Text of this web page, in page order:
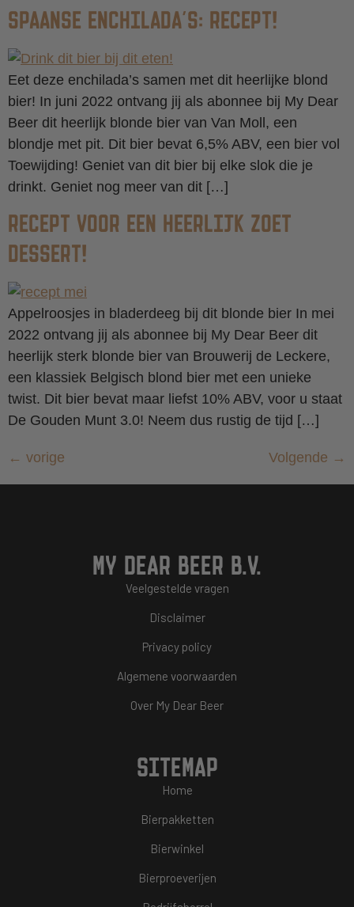
SPAANSE ENCHILADA’S: RECEPT!
Eet deze enchilada’s samen met dit heerlijke blond
bier! In juni 2022 ontvang jij als abonnee bij My Dear
Beer dit heerlijk blonde bier van Van Moll, een
blondje met pit. Dit bier bevat 6,5% ABV, een bier vol
Toewijding! Geniet van dit bier bij elke slok die je
drinkt. Geniet nog meer van dit […]
RECEPT VOOR EEN HEERLIJK ZOET
DESSERT!
Appelroosjes in bladerdeeg bij dit blonde bier In mei
2022 ontvang jij als abonnee bij My Dear Beer dit
heerlijk sterk blonde bier van Brouwerij de Leckere,
een klassiek Belgisch blond bier met een unieke
twist. Dit bier bevat maar liefst 10% ABV, voor u staat
De Gouden Munt 3.0! Neem dus rustig de tijd […]
← vorige Volgende →
MY DEAR BEER B.V.
Veelgestelde vragen
Disclaimer
Privacy policy
Algemene voorwaarden
Over My Dear Beer
SITEMAP
Home
Bierpakketten
Bierwinkel
Bierproeverijen